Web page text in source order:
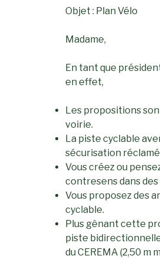
Objet : Plan Vélo
Madame,
En tant que
en effet,
Les propositions
voirie.
La piste cyclable
sécurisation
Vous créez ou
contresens dans
Vous proposez des
cyclable.
Plus gênant cette
piste
du CEREMA (2,50 m